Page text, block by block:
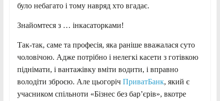
було небагато і тому навряд хто вгадає.
Знайомтеся з … інкасаторками!
Так-так, саме та професія, яка раніше вважалася суто
чоловічою. Адже потрібно і нелегкі касети з готівкою
піднімати, і вантажівку вміти водити, і вправно
володіти зброєю. Але цьогоріч ПриватБанк, який є
учасником спільноти «Бізнес без бар’єрів», вкотре